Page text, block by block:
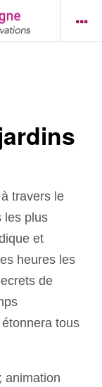
travers le
les plus
et
heures les
de
tous
animation